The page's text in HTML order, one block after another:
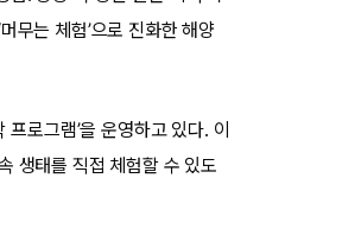
무는 체험’으로 진화한 해양
로그램’을 운영하고 있다. 이
생태를 직접 체험할 수 있도